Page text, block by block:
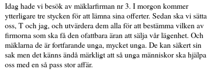
Idag hade vi besök av mäklarfirman nr 3. I morgon kommer
ytterligare tre stycken för att lämna sina offerter. Sedan ska vi sätta
oss, T och jag, och utvärdera dem alla för att bestämma vilken av
firmorna som ska få den ofattbara äran att sälja vår lägenhet. Och
mäklarna de är fortfarande unga, mycket unga. De kan säkert sin
sak men det känns ändå märkligt att så unga människor ska hjälpa
oss med en så pass stor affär.